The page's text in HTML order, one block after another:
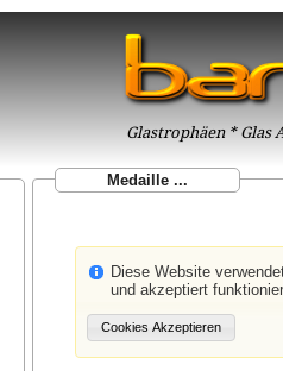
Glastrophäen * Glas
Medaille ...
Diese Website
und akzeptiert